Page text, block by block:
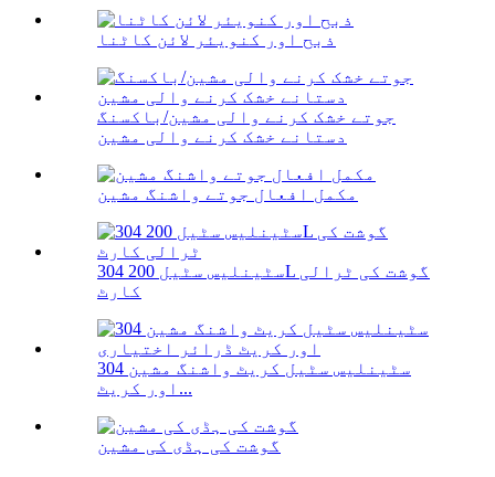
ذبح اور کنویئر لائن کاٹنا
جوتے خشک کرنے والی مشین/باکسنگ
دستانے خشک کرنے والی مشین
مکمل افعال جوتے واشنگ مشین
304 سٹینلیس سٹیل 200L گوشت کی ٹرالی
کارٹ
304 سٹینلیس سٹیل کریٹ واشنگ مشین
اور کریٹ...
گوشت کی ہڈی کی مشین